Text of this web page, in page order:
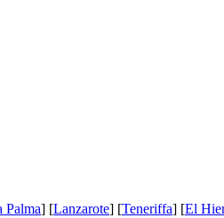
Palma] [Lanzarote] [Teneriffa] [El